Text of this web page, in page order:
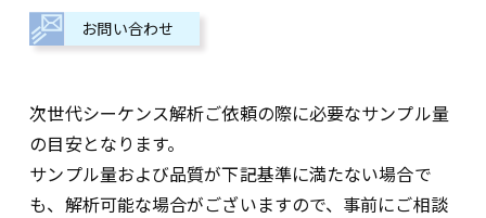
お問い合わせ
次世代シーケンス解析ご依頼の際に必要なサンプル量
の目安となります。
サンプル量および品質が下記基準に満たない場合で
も、解析可能な場合がございますので、事前にご相談